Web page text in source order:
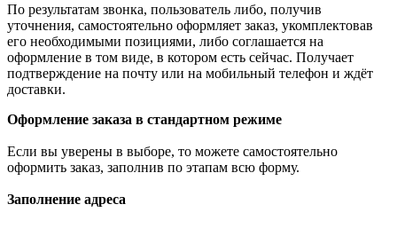
По результатам звонка, пользователь либо, получив
уточнения, самостоятельно оформляет заказ, укомплектовав
его необходимыми позициями, либо соглашается на
оформление в том виде, в котором есть сейчас. Получает
подтверждение на почту или на мобильный телефон и ждёт
доставки.
Оформление заказа в стандартном режиме
Если вы уверены в выборе, то можете самостоятельно
оформить заказ, заполнив по этапам всю форму.
Заполнение адреса